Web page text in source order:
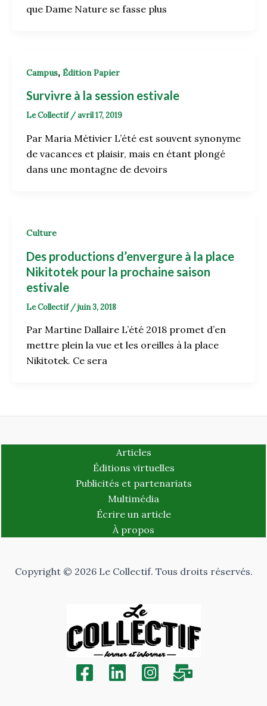
que Dame Nature se fasse plus
Campus, Édition Papier
Survivre à la session estivale
Le Collectif /avril 17, 2019
Par Maria Métivier L’été est souvent synonyme
de vacances et plaisir, mais en étant plongé
dans une montagne de devoirs
Culture
Des productions d’envergure à la place
Nikitotek pour la prochaine saison
estivale
Le Collectif /juin 3, 2018
Par Martine Dallaire L’été 2018 promet d’en
mettre plein la vue et les oreilles à la place
Nikitotek. Ce sera
Articles
Éditions virtuelles
Publicités et partenariats
Multimédia
Écrire un article
À propos
Copyright © 2026 Le Collectif. Tous droits réservés.